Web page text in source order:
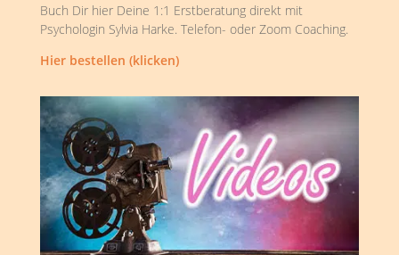
Buch Dir hier Deine 1:1 Erstberatung direkt mit
Psychologin Sylvia Harke. Telefon- oder Zoom Coaching.
Hier bestellen (klicken)